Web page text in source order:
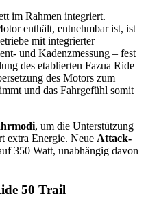
im Rahmen integriert.
enthält, entnehmbar ist, ist
mit integrierter
und Kadenzmessung – fest
des etablierten Fazua Ride
des Motors zum
und das Fahrgefühl somit
, um die Unterstützung
extra Energie. Neue Attack-
350 Watt, unabhängig davon
50 Trail